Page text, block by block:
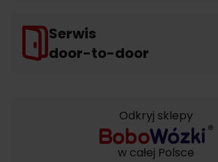
Serwis
door-to-door
Odkryj sklepy
w całej Polsce